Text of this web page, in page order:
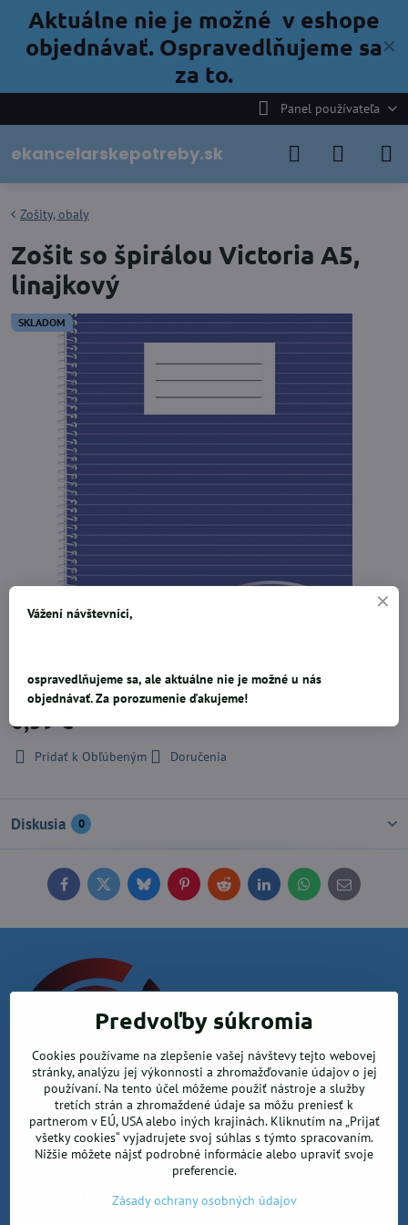
✕
Aktuálne nie je možné v eshope
objednávať. Ospravedlňujeme sa
za to.
Panel používateľa
ekancelarskepotreby.sk
SKLADOM
Zošity, obaly
Zošit so špirálou Victoria A5,
linajkový
0,59 €
Pridať k Obľúbeným Doručenia
Diskusia 0
FacebookTwitterBlueskyPinterestReddit LinkedInWhatsApp
E-
mail
Krea office, s.r.o.
Kancelárske potreby
Kreatívne potreby a sortiment pre deti
Predvoľby súkromia
Cookies používame na zlepšenie vašej návštevy tejto webovej
stránky, analýzu jej výkonnosti a zhromažďovanie údajov o jej
používaní. Na tento účel môžeme použiť nástroje a služby
tretích strán a zhromaždené údaje sa môžu preniesť k
partnerom v EÚ, USA alebo iných krajinách. Kliknutím na „Prijať
všetky cookies“ vyjadrujete svoj súhlas s týmto spracovaním.
Nižšie môžete nájsť podrobné informácie alebo upraviť svoje
preferencie.
Zásady ochrany osobných údajov
Vážení návštevníci,
ospravedlňujeme sa, ale aktuálne nie je možné u nás
objednávať. Za porozumenie ďakujeme!